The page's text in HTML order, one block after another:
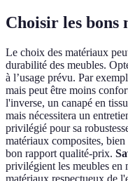
Choisir les bons
Le choix des matériaux
durabilité des meubles.
à l’usage prévu. Par
mais peut être moins
l'inverse, un canapé en
mais nécessitera un
privilégié pour sa
matériaux composites,
bon rapport qualité-prix.
privilégient les meubles en
matériaux respectueux de